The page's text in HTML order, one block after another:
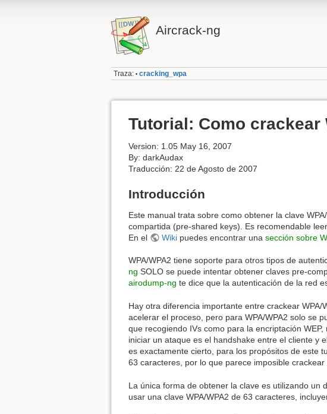
Aircrack-ng
Traza: • cracking_wpa
Tutorial: Como crackear
Version: 1.05 May 16, 2007
By: darkAudax
Traducción: 22 de Agosto de 2007
Introducción
Este manual trata sobre como obtener la clave
compartida (pre-shared keys). Es recomendable
En el
Wikipuedes encontrar una sección sobre
WPA/WPA2 tiene soporte para otros tipos de
ng SOLO se puede intentar obtener claves pre-
airodump-ng te dice que la autenticación de la red
Hay otra diferencia importante entre crackear WPA/
acelerar el proceso, pero para WPA/WPA2 solo se
que recogiendo IVs como para la encriptación
iniciar un ataque es el handshake entre el cliente y
es exactamente cierto, para los propósitos de este
63 caracteres, por lo que parece imposible crackear
La única forma de obtener la clave es utilizando un
usar una clave WPA/WPA2 de 63 caracteres,